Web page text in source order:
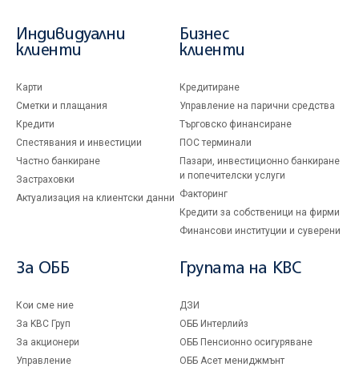
Индивидуални
клиенти
Карти
Сметки и плащания
Кредити
Спестявания и инвестиции
Частно банкиране
Застраховки
Актуализация на клиентски данни
Бизнес
клиенти
Кредитиране
Управление на парични средства
Търговско финансиране
ПОС терминали
Пазари, инвестиционно банкиране
и попечителски услуги
Факторинг
Кредити за собственици на фирми
Финансови институции и суверени
За ОББ
Кои сме ние
За KBC Груп
За акционери
Управление
Групата на KBC
ДЗИ
ОББ Интерлийз
ОББ Пенсионно осигуряване
ОББ Асет мениджмънт